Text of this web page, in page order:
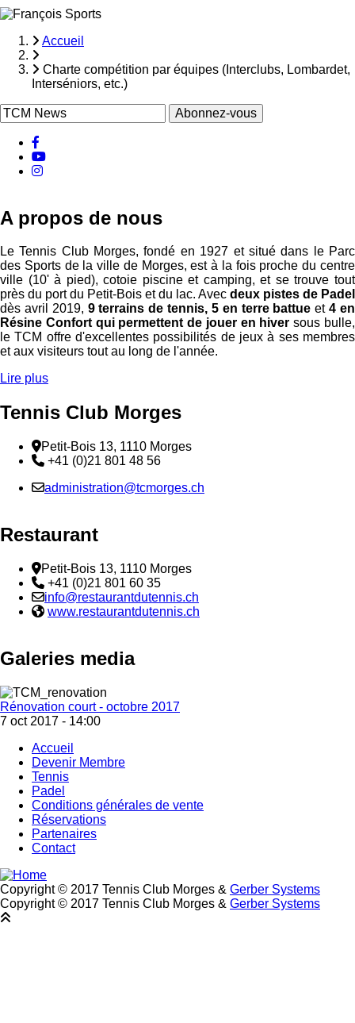
Fil
d'Ariane
Accueil
Charte compétition par équipes (Interclubs, Lombardet,
Interséniors, etc.)
Youtube
instagram
A propos de nous
Le Tennis Club Morges, fondé en 1927 et situé dans le Parc
des Sports de la ville de Morges, est à la fois proche du centre
ville (10' à pied), cotoie piscine et camping, et se trouve tout
près du port du Petit-Bois et du lac. Avec deux pistes de Padel
dès avril 2019, 9 terrains de tennis, 5 en terre battue et4 en
Résine Confort qui permettent de jouer en hiversous bulle,
le TCM offre d'excellentes possibilités de jeux à ses membres
et aux visiteurs tout au long de l'année.
Lire plus
Tennis Club Morges
Adresse
Petit-Bois 13, 1110 Morges
Téléphone:
+41 (0)21 801 48 56
Email :
administration@tcmorges.ch
Restaurant
Adresse
Petit-Bois 13, 1110 Morges
Téléphone:
+41 (0)21 801 60 35
Email :
info@restaurantdutennis.ch
Site web:
www.restaurantdutennis.ch
Galeries media
Rénovation court - octobre 2017
7 oct 2017 - 14:00
Footer
Accueil
Devenir Membre
Tennis
Padel
Conditions générales de vente
Réservations
Partenaires
Contact
Copyright © 2017 Tennis Club Morges & Gerber Systems
Copyright © 2017 Tennis Club Morges & Gerber Systems